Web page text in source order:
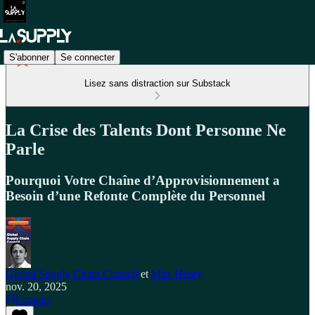
S'abonner Se connecter
Lisez sans distraction sur Substack
La Crise des Talents Dont Personne Ne
Parle
Pourquoi Votre Chaîne d’Approvisionnement a
Besoin d’une Refonte Complète du Personnel
Global Supply Chain Council et Max Henry
nov. 20, 2025
Écouter